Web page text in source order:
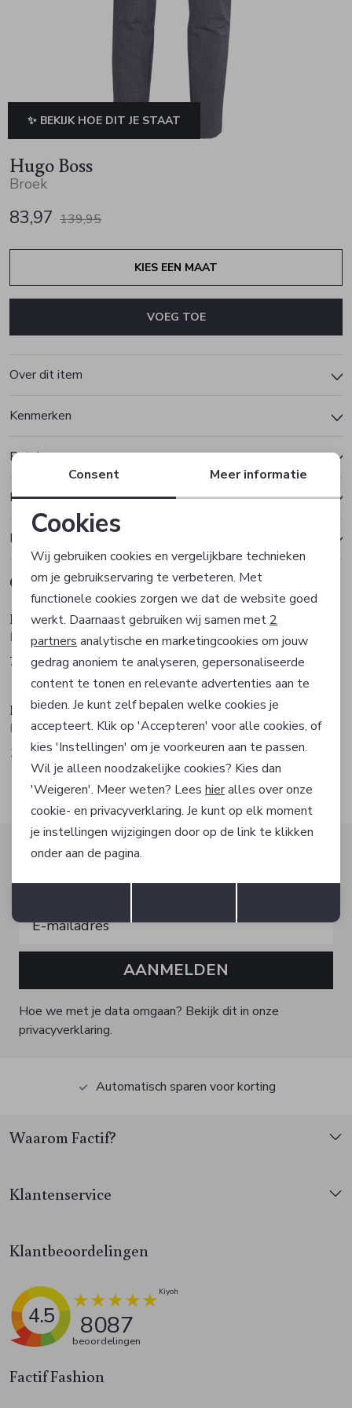
Truien en vesten
✨ BEKIJK HOE DIT JE STAAT
Hugo Boss
Broek
83,97 139,95
KIES EEN MAAT
VOEG TOE
Over dit item
Kenmerken
Betalen
Bezorgen of ophalen
Ruilen en retourneren
Gerelateerde producten
Sale
Hugo Boss
Broek
77,97 129,95
Hugo Boss
Broek
77,97 129,95
Hugo Boss
Broek
149,95
Hugo Boss
Broek
169,95
Altijd als eerste op de hoogte zijn?
AANMELDEN
Hoe we met je data omgaan? Bekijk dit in onze
privacyverklaring.
Automatisch sparen voor korting
Factif Fashion
Waarom Factif?
Klantenservice
Klantbeoordelingen
4.5 8087
beoordelingen
Personalisatie cookies
Analytische cookies
Marketing cookies
Terug Opslaan
Consent Meer informatie
Cookies
Wij gebruiken cookies en vergelijkbare technieken
om je gebruikservaring te verbeteren. Met
functionele cookies zorgen we dat de website goed
werkt. Daarnaast gebruiken wij samen met 2
partners analytische en marketingcookies om jouw
gedrag anoniem te analyseren, gepersonaliseerde
content te tonen en relevante advertenties aan te
bieden. Je kunt zelf bepalen welke cookies je
accepteert. Klik op 'Accepteren' voor alle cookies, of
kies 'Instellingen' om je voorkeuren aan te passen.
Wil je alleen noodzakelijke cookies? Kies dan
'Weigeren'. Meer weten? Lees hieralles over onze
cookie- en privacyverklaring. Je kunt op elk moment
je instellingen wijzigingen door op de link te klikken
onder aan de pagina.